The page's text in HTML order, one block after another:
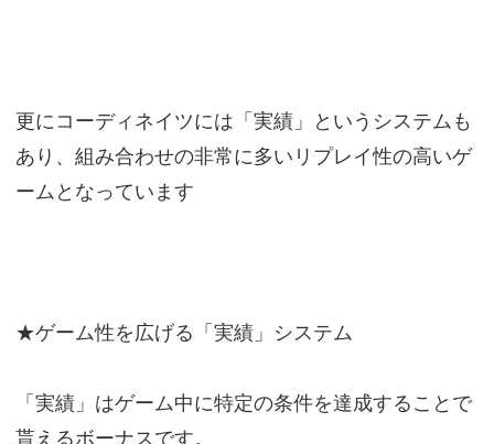
更にコーディネイツには「実績」というシステムも
あり、組み合わせの非常に多いリプレイ性の高いゲ
ームとなっています
★ゲーム性を広げる「実績」システム
「実績」はゲーム中に特定の条件を達成することで
貰えるボーナスです。